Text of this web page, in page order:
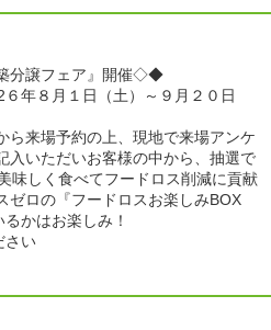
分譲フェア』開催◇◆
６年８月１日（土）～９月２０日
ら来場予約の上、現地で来場アンケ
入いただいお客様の中から、抽選で
味しく食べてフードロス削減に貢献
ゼロの『フードロスお楽しみBOX
かはお楽しみ！
さい